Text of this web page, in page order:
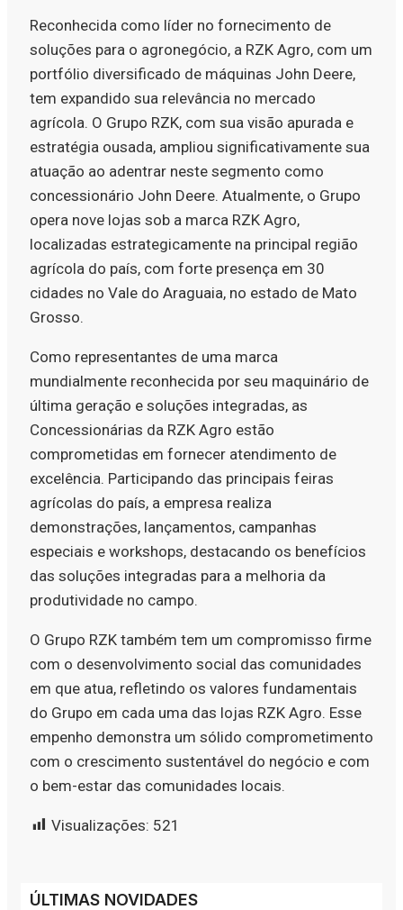
Reconhecida como líder no fornecimento de
soluções para o agronegócio, a RZK Agro, com um
portfólio diversificado de máquinas John Deere,
tem expandido sua relevância no mercado
agrícola. O Grupo RZK, com sua visão apurada e
estratégia ousada, ampliou significativamente sua
atuação ao adentrar neste segmento como
concessionário John Deere. Atualmente, o Grupo
opera nove lojas sob a marca RZK Agro,
localizadas estrategicamente na principal região
agrícola do país, com forte presença em 30
cidades no Vale do Araguaia, no estado de Mato
Grosso.
Como representantes de uma marca
mundialmente reconhecida por seu maquinário de
última geração e soluções integradas, as
Concessionárias da RZK Agro estão
comprometidas em fornecer atendimento de
excelência. Participando das principais feiras
agrícolas do país, a empresa realiza
demonstrações, lançamentos, campanhas
especiais e workshops, destacando os benefícios
das soluções integradas para a melhoria da
produtividade no campo.
O Grupo RZK também tem um compromisso firme
com o desenvolvimento social das comunidades
em que atua, refletindo os valores fundamentais
do Grupo em cada uma das lojas RZK Agro. Esse
empenho demonstra um sólido comprometimento
com o crescimento sustentável do negócio e com
o bem-estar das comunidades locais.
Visualizações: 521
ÚLTIMAS NOVIDADES